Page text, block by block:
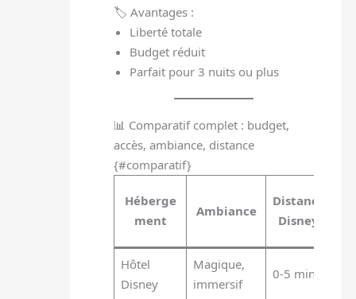
🏷️ Avantages :
Liberté totale
Budget réduit
Parfait pour 3 nuits ou plus
📊 Comparatif complet : budget,
accès, ambiance, distance
{#comparatif}
Héberge
ment
Ambiance
Distance
Disney
Hôtel
Disney
Magique,
immersif
0-5 min